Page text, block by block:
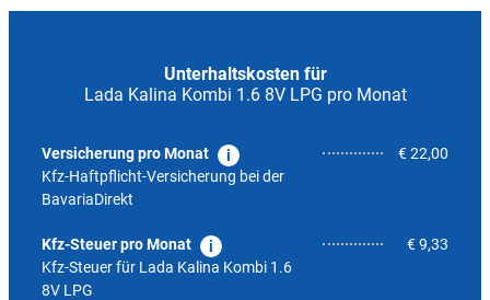
Unterhaltskosten für
Lada Kalina Kombi 1.6 8V LPG pro Monat
Versicherung pro Monat
Kfz-Haftpflicht-Versicherung bei der
BavariaDirekt
€ 22,00
Kfz-Steuer pro Monat
Kfz-Steuer für Lada Kalina Kombi 1.6
8V LPG
€ 9,33